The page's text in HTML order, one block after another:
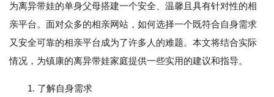
为离异带娃的单身父母搭建一个安全、温馨且具有针对性的相
亲平台。面对众多的相亲网站，如何选择一个既符合自身需求
又安全可靠的相亲平台成为了许多人的难题。本文将结合实际
情况，为镇康的离异带娃家庭提供一些实用的建议和指导。
1. 了解自身需求